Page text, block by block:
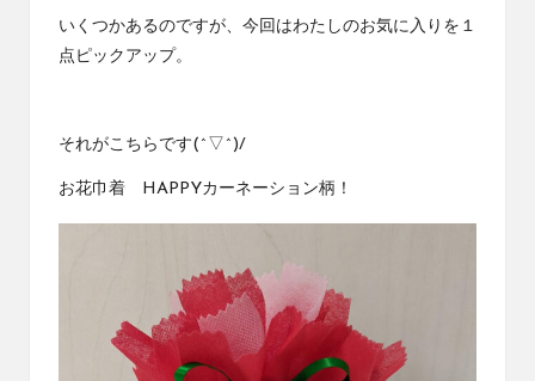
ラ
ム
ー
ン
ラ
で
す
いくつかあるのですが、今回はわたしのお気に入りを１
点ピックアップ。
それがこちらです(^▽^)/
お花巾着 HAPPYカーネーション柄 ！